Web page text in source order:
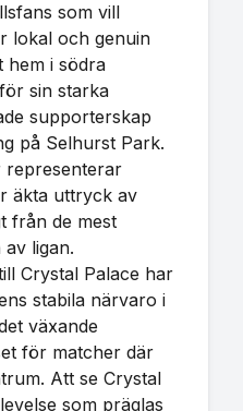
som vill
lokal och genuin
hem i södra
sin starka
supporterskap
på Selhurst Park.
representerar
äkta uttryck av
från de mest
ligan.
Crystal Palace har
stabila närvaro i
växande
för matcher där
Att se Crystal
som präglas